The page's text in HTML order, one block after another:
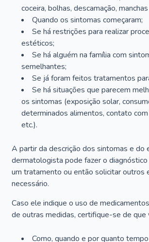
coceira, bolhas, descamação,
Quando os sintomas começaram;
Se há restrições para realizar
estéticos;
Se há alguém na família com
semelhantes;
Se já foram feitos tratamentos
Se há situações que parecem
os sintomas (exposição solar,
determinados alimentos, contato
etc.).
A partir da descrição dos sintomas e do
dermatologista pode fazer o
um tratamento ou então solicitar outros
necessário.
Caso ele indique o uso de
de outras medidas, certifique-se de que
Como, quando e por quanto